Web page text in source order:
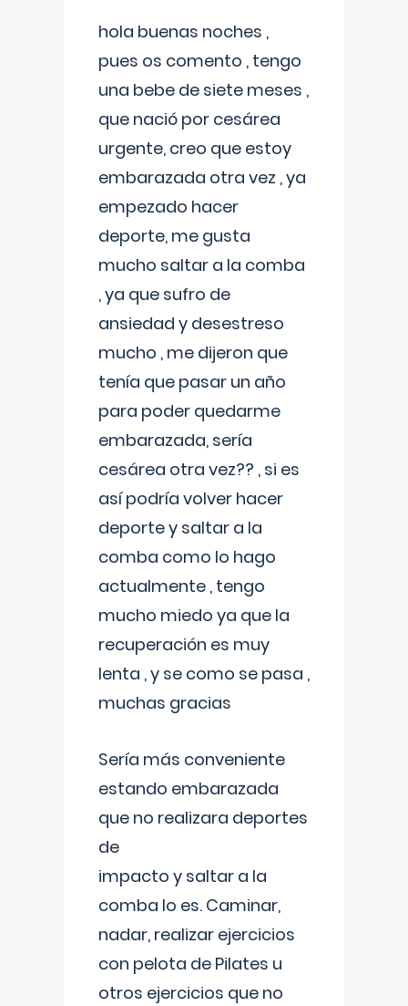
hola buenas noches ,
pues os comento , tengo
una bebe de siete meses ,
que nació por cesárea
urgente, creo que estoy
embarazada otra vez , ya
empezado hacer
deporte, me gusta
mucho saltar a la comba
, ya que sufro de
ansiedad y desestreso
mucho , me dijeron que
tenía que pasar un año
para poder quedarme
embarazada, sería
cesárea otra vez?? , si es
así podría volver hacer
deporte y saltar a la
comba como lo hago
actualmente , tengo
mucho miedo ya que la
recuperación es muy
lenta , y se como se pasa ,
muchas gracias
Sería más conveniente
estando embarazada
que no realizara deportes
de
impacto y saltar a la
comba lo es. Caminar,
nadar, realizar ejercicios
con pelota de Pilates u
otros ejercicios que no